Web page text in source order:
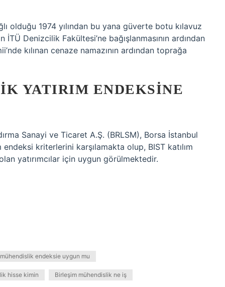
olduğu 1974 yılından bu yana güverte botu kılavuz
Denizcilik Fakültesi’ne bağışlanmasının ardından
kılınan cenaze namazının ardından toprağa
YATIRIM ENDEKSINE
Sanayi ve Ticaret A.Ş. (BRLSM), Borsa İstanbul
kriterlerini karşılamakta olup, BIST katılım
yatırımcılar için uygun görülmektedir.
endeksie uygun mu
hisse kimin Birleşim mühendislik ne iş